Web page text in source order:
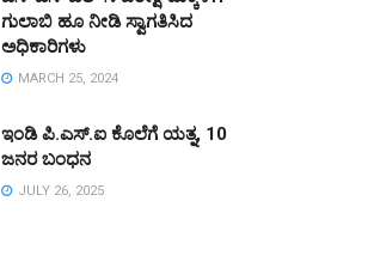
ಗುಲಾಬಿ ಹೂ ನೀಡಿ ಸ್ವಾಗತಿಸಿದ
ಅಧಿಕಾರಿಗಳು
MARCH 25, 2024
ಇಂಡಿ ಪಿ.ಎಸ್.ಐ ಕೊಲೆಗೆ ಯತ್ನ, 10
ಜನರ ಬಂಧನ
JULY 26, 2025